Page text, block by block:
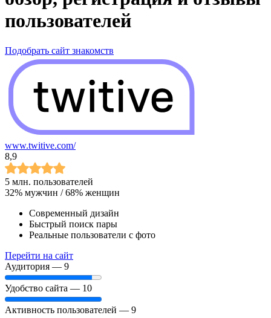
пользователей
Подобрать сайт знакомств
www.twitive.com/
8,9
5 млн. пользователей
32% мужчин /68% женщин
Современный дизайн
Быстрый поиск пары
Реальные пользователи с фото
Перейти на сайт
Аудитория — 9
Удобство сайта — 10
Активность пользователей — 9